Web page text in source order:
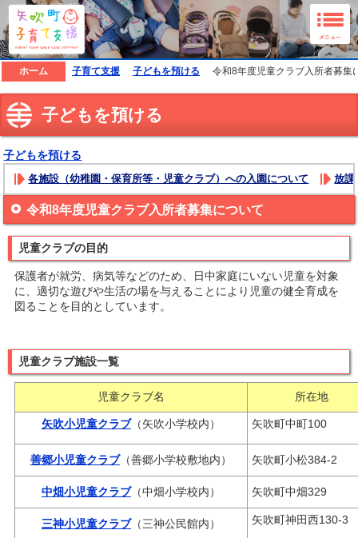
矢吹町子育て支援ホームページ
ホーム 子育て支援 子どもを預ける 令和8年度児童クラブ入所者募集
子どもを預ける
子どもを預ける
各施設（幼稚園・保育所等・児童クラブ）への入園について 放課
令和8年度児童クラブ入所者募集について
児童クラブの目的
保護者が就労、病気等などのため、日中家庭にいない児童を対象
に、適切な遊びや生活の場を与えることにより児童の健全育成を
図ることを目的としています。
児童クラブ施設一覧
児童クラブ名 所在地
矢吹小児童クラブ（矢吹小学校内） 矢吹町中町100
善郷小児童クラブ（善郷小学校敷地内） 矢吹町小松384-2
中畑小児童クラブ（中畑小学校内） 矢吹町中畑329
三神小児童クラブ（三神公民館内） 矢吹町神田西130-3